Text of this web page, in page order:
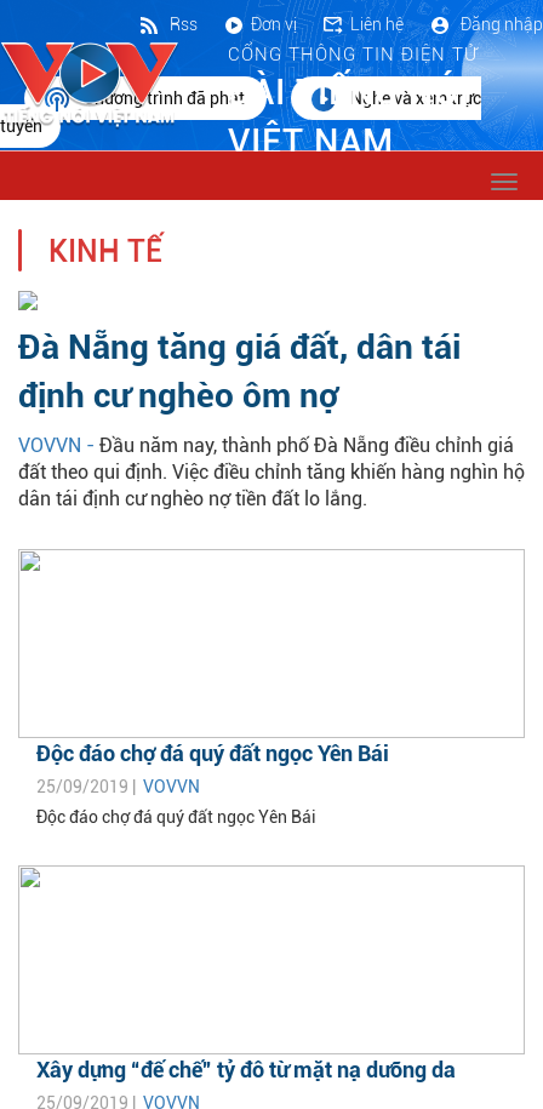
CỔNG THÔNG TIN ĐIỆN TỬ
ĐÀI TIẾNG NÓI
VIỆT NAM
Đăng nhập
Liên hệ
Đơn vị
Rss
Chương trình đã phát
Nghe và xem trực
tuyến
KINH TẾ
Đà Nẵng tăng giá đất, dân tái
định cư nghèo ôm nợ
VOVVN - Đầu năm nay, thành phố Đà Nẵng điều chỉnh giá
đất theo qui định. Việc điều chỉnh tăng khiến hàng nghìn hộ
dân tái định cư nghèo nợ tiền đất lo lắng.
Độc đáo chợ đá quý đất ngọc Yên Bái
25/09/2019 | VOVVN
Độc đáo chợ đá quý đất ngọc Yên Bái
Xây dựng “đế chế” tỷ đô từ mặt nạ dưỡng da
25/09/2019 | VOVVN